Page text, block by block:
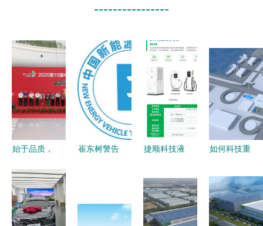
----------------
始于品质，
访超威新能
源事业部总
经理杨法根
崔东树警告
务与可持续
捷顺科技液
力湛江恒逸
国际酒店新
能源服务升
如何科技重
城汽车新能
源干货大会
的商用车转